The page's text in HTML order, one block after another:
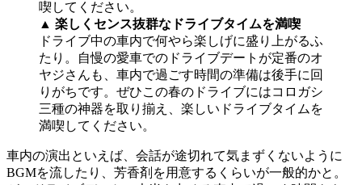
▲ 楽しくセンス抜群なドライブタイムを満喫
ドライブ中の車内で何やら楽しげに盛り上がるふ
たり。自慢の愛車でのドライブデートが定番のオ
ヤジさんも、車内で過ごす時間の準備は後手に回
りがちです。ぜひこの春のドライブにはコロガシ
三種の神器を取り揃え、楽しいドライブタイムを
満喫してください。
車内の演出といえば、会話が途切れて気まずくないように
BGMを流したり、芳香剤を用意するくらいが一般的かと。